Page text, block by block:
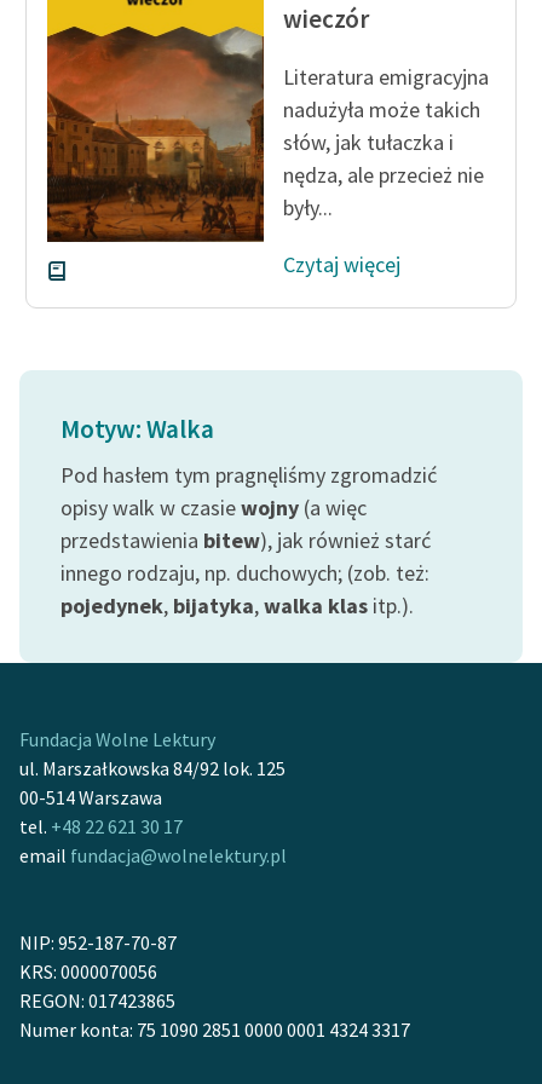
feministycznej
Ręce pełne poezji
Kolekcje edukacyjne
twórców przechodzących
do domeny publicznej,
lektur szkolnych oraz
Starego Testamentu
Odkurzamy bohaterów
O nas
Kontakt
O projekcie
Zespół
Zasady wykorzystania
Logotypy
Materiały promocyjne
Polityka prywatności
Regulamin biblioteki
sprawozdania finansowe
Regulamin darowizn
wieczór
Literatura emigra­cyjna
nadużyła może takich
słów, jak tułaczka i
nędza, ale przecież nie
były...
Czytaj więcej
Motyw: Walka
Pod hasłem tym pragnęliśmy zgromadzić
opisy walk w czasiewojny (a więc
przedstawienia bitew), jak również starć
innego rodzaju, np. duchowych; (zob. też:
pojedynek, bijatyka,walka klas itp.).
Fundacja Wolne Lektury
ul. Marszałkowska 84/92 lok. 125
00-514 Warszawa
tel. +48 22 621 30 17
email fundacja@wolnelektury.pl
NIP: 952-187-70-87
KRS: 0000070056
REGON: 017423865
Numer konta: 75 1090 2851 0000 0001 4324 3317